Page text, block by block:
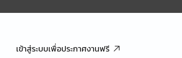
เข้าสู่ระบบเพื่อประกาศงานฟรี